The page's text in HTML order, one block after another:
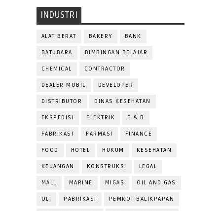
INDUSTRI
ALAT BERAT BAKERY BANK
BATUBARA BIMBINGAN BELAJAR
CHEMICAL CONTRACTOR
DEALER MOBIL DEVELOPER
DISTRIBUTOR DINAS KESEHATAN
EKSPEDISI ELEKTRIK F & B
FABRIKASI FARMASI FINANCE
FOOD HOTEL HUKUM KESEHATAN
KEUANGAN KONSTRUKSI LEGAL
MALL MARINE MIGAS OIL AND GAS
OLI PABRIKASI PEMKOT BALIKPAPAN